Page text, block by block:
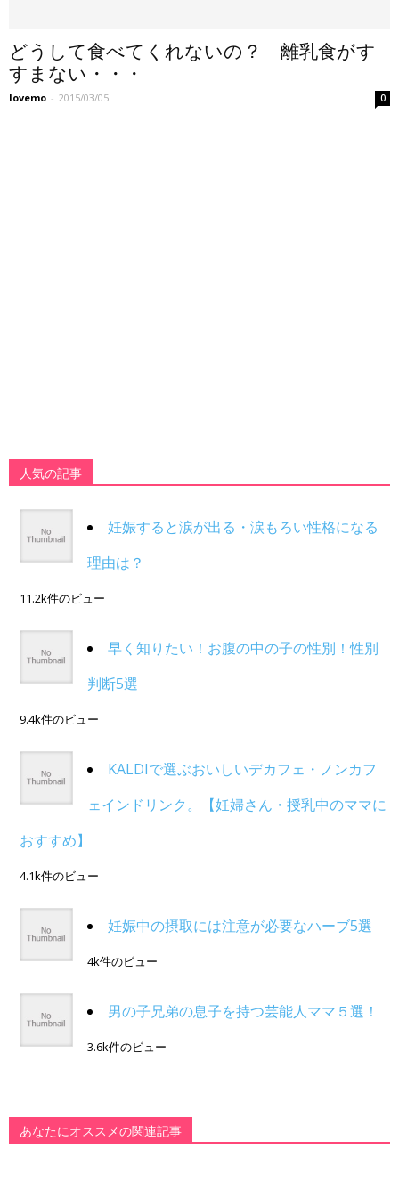
どうして食べてくれないの？ 離乳食がす
すまない・・・
lovemo - 2015/03/05 0
人気の記事
妊娠すると涙が出る・涙もろい性格になる
理由は？
11.2k件のビュー
早く知りたい！お腹の中の子の性別！性別
判断5選
9.4k件のビュー
KALDIで選ぶおいしいデカフェ・ノンカフ
ェインドリンク。【妊婦さん・授乳中のママに
おすすめ】
4.1k件のビュー
妊娠中の摂取には注意が必要なハーブ5選
4k件のビュー
男の子兄弟の息子を持つ芸能人ママ５選！
3.6k件のビュー
あなたにオススメの関連記事